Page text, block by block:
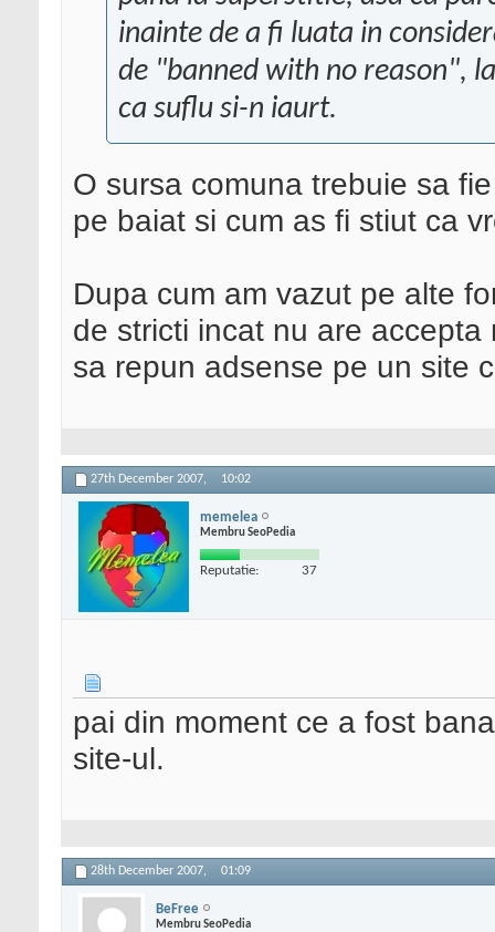
inainte de a fi luata in
de "banned with no reason",
ca suflu si-n iaurt.
O sursa comuna trebuie sa
pe baiat si cum as fi stiut ca
Dupa cum am vazut pe alte
de stricti incat nu are
sa repun adsense pe un site
27th December 2007, 10:02
memelea
Membru SeoPedia
Reputatie: 37
pai din moment ce a fost
site-ul.
28th December 2007, 01:09
BeFree
Membru SeoPedia